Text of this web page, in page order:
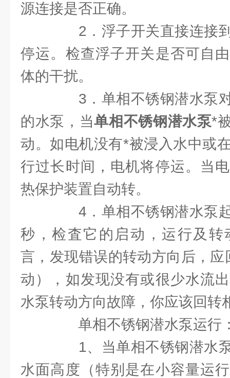
源连接是否正确。
2．浮子开关直接连接到
停运。检查浮子开关是否可自
体的干扰。
3．单相不锈钢潜水泵对
的水泵，当单相不锈钢潜水泵*
动。如电机没有*被浸入水中或
行过长时间，电机将停运。当
热保护装置自动转。
4．单相不锈钢潜水泵起
秒，检査它的启动，运行及转
言，发现错误的转动方向后，
动），如发现没有或很少水流
水泵转动方向故障，你应该回转
单相不锈钢潜水泵运行
1、当单相不锈钢潜水泵
水面高度（特别是在小容量运